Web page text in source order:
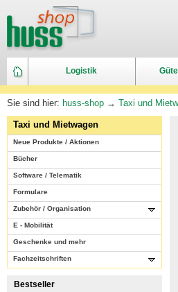
Logistik
Sie sind hier: huss-shop → Taxi und
Taxi und Mietwagen
Neue Produkte / Aktionen
Bücher
Software / Telematik
Formulare
Zubehör / Organisation
E - Mobilität
Geschenke und mehr
Fachzeitschriften
Bestseller